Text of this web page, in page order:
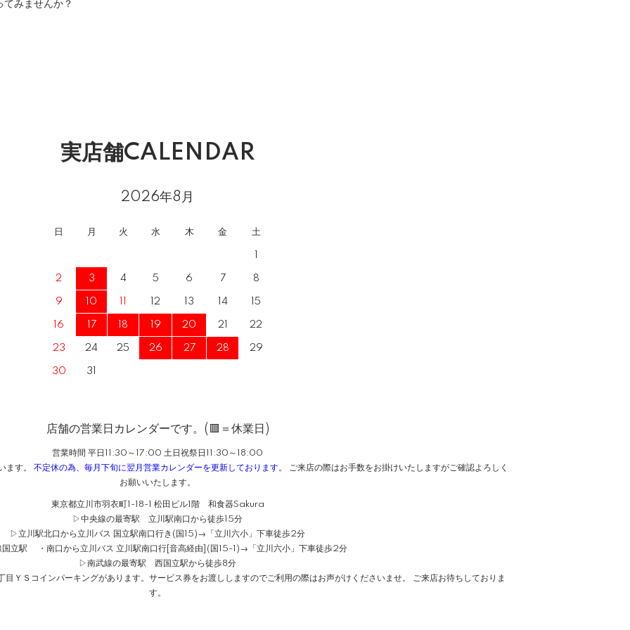
みませんか？
実店舗CALENDAR
2026年8月
日 月 火 水 木 金 土
2 3 4 5 6 7 8
9 10 12 13 14 15
16 17 18 19 20 21 22
23 24 25 26 27 28 29
30 31
店舗の営業日カレンダーです。(🟥＝休業日)
営業時間 平日11:30～17:00 土日祝祭日11:30～18:00
ます。 不定休の為、毎月下旬に翌月営業カレンダーを更新しております。
ご来店の際はお手数をお掛けいたしますがご確認よろしく
お願いいたします。
東京都立川市羽衣町1-18-1 松田ビル1階 和食器Sakura
▷中央線の最寄駅 立川駅南口から徒歩15分
▷立川駅北口から立川バス 国立駅南口行き(国15)→「立川六小」下車徒歩2分
立駅 ・南口から立川バス 立川駅南口行[音高経由](国15-1)→「立川六小」下車徒歩2分
▷南武線の最寄駅 西国立駅から徒歩8分
ＹＳコインパーキングがあります。サービス券をお渡ししますのでご利用の際はお声がけくださいませ。 ご来店お待ちしておりま
す。